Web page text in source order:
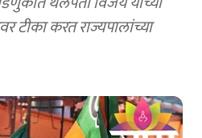
टीका करत राज्यपालांच्या